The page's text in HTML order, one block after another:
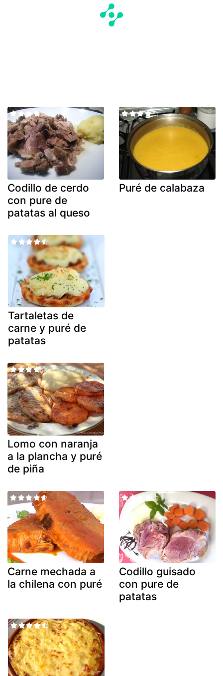
Codillo de cerdo
con pure de
patatas al queso
Puré de calabaza
Tartaletas de
carne y puré de
patatas
Lomo con naranja
a la plancha y puré
de piña
Carne mechada a
la chilena con puré
Codillo guisado
con pure de
patatas